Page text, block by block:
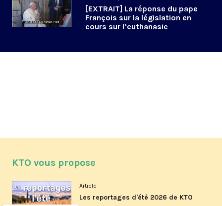
[EXTRAIT] La réponse du pape
François sur la législation en
cours sur l’euthanasie
KTO vous propose
Article
Les reportages d'été 2026 de KTO